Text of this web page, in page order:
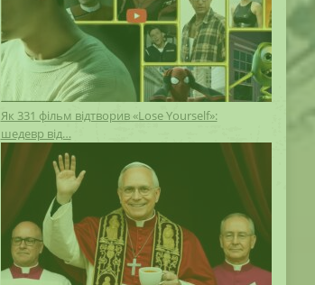
Як 331 фільм відтворив «Lose Yourself»:
шедевр від…